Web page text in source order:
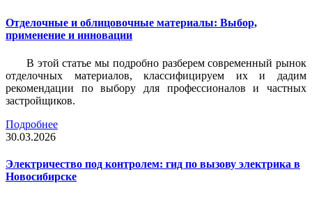
Отделочные и облицовочные материалы: Выбор,
применение и инновации
В этой статье мы подробно разберем современный рынок
отделочных материалов, классифицируем их и дадим
рекомендации по выбору для профессионалов и частных
застройщиков.
Подробнее
30.03.2026
Электричество под контролем: гид по вызову электрика в
Новосибирске